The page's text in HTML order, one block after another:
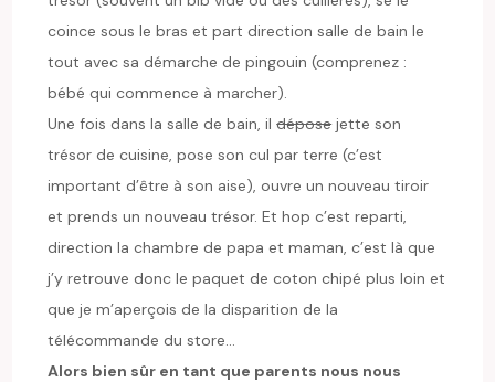
coince sous le bras et part direction salle de bain le
tout avec sa démarche de pingouin (comprenez :
bébé qui commence à marcher).
Une fois dans la salle de bain, ildéposejette son
trésor de cuisine, pose son cul par terre (c’est
important d’être à son aise), ouvre un nouveau tiroir
et prends un nouveau trésor. Et hop c’est reparti,
direction la chambre de papa et maman, c’est là que
j’y retrouve donc le paquet de coton chipé plus loin et
que je m’aperçois de la disparition de la
télécommande du store…
Alors bien sûr en tant que parents nous nous